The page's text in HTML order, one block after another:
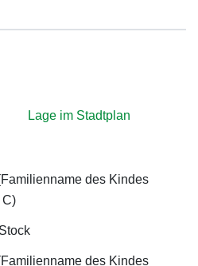
Lage im Stadtplan
des Kindes
C)
des Kindes